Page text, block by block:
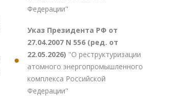
Федерации"
Указ Президента РФ от
27.04.2007 N 556 (ред. от
22.05.2026) "О реструктуризации
атомного энергопромышленного
комплекса Российской
Федерации"